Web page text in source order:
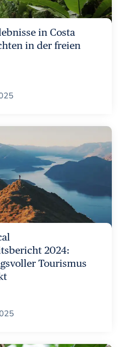
in Costa
in der freien
2024:
Tourismus